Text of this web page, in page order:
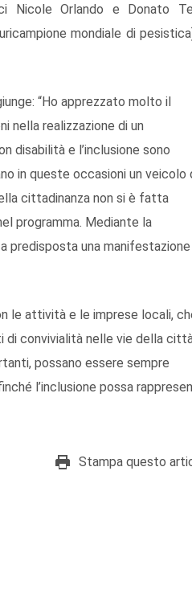
Nicole Orlando e Donato
mondiale di
“Ho apprezzato molto il
nella realizzazione di un
disabilità e l’inclusione sono
in queste occasioni un veicolo
cittadinanza non si è fatta
programma. Mediante la
predisposta una manifestazione
le attività e le imprese locali,
di convivialità nelle vie della
possano essere sempre
l’inclusione possa
Stampa questo